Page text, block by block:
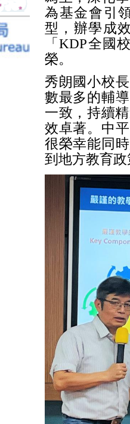
為基金會引
型，辦學成
「KDP全國
榮。
秀朗國小校
數最多的輔
一致，持續
效卓著。中
很榮幸能同
到地方教育